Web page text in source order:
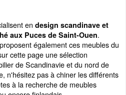
en design scandinave et
aux Puces de Saint-Ouen.
également ces meubles du
cette page une sélection
de Scandinavie et du nord de
n'hésitez pas à chiner les différents
à la recherche de meubles